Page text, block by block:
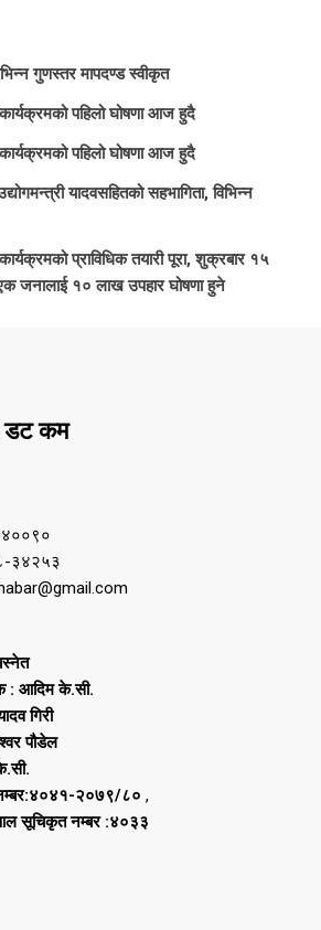
गुणस्तर मापदण्ड स्वीकृत
पहिलो घोषणा आज हुदै
पहिलो घोषणा आज हुदै
यादवसहितको सहभागिता, विभिन्न
प्राविधिक तयारी पूरा, शुक्रबार १५
जनालाई १० लाख उपहार घोषणा हुने
डट कम
: आदिम के.सी.
गिरी
पौडेल
नम्बर:४०४१-२०७९/८० ,
सूचिकृत नम्बर :४०३३